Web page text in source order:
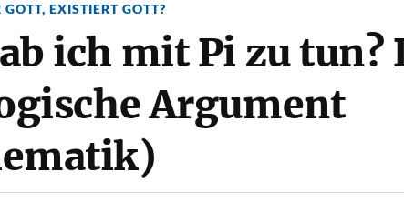
GOTT, EXISTIERT GOTT?
ich mit Pi zu tun?
Argument